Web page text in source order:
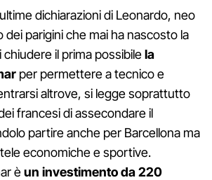
dichiarazioni di Leonardo, neo
parigini che mai ha nascosto la
il prima possibilela
per permettere a tecnico e
altrove, si legge soprattutto
francesi di assecondare il
partire anche per Barcellona ma
economiche e sportive.
èun investimento da 220